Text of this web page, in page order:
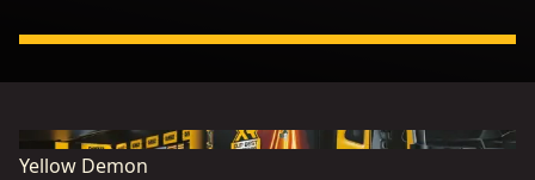
Yellow Demon